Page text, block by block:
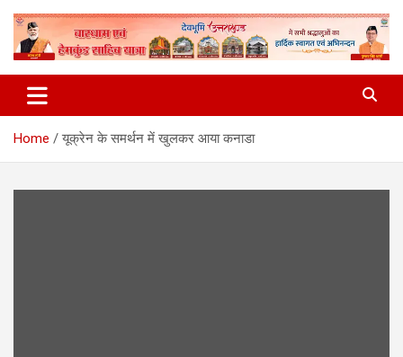
Jan Sadan
Home यूक्रेन के समर्थन में खुलकर आया कनाडा